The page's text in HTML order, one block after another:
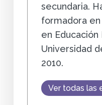
secundaria.
formadora
en
Universidad
2010.
Ver todas las